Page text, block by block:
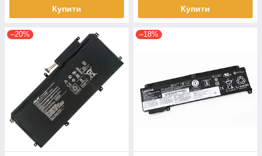
Купити Купити
–20% –18%